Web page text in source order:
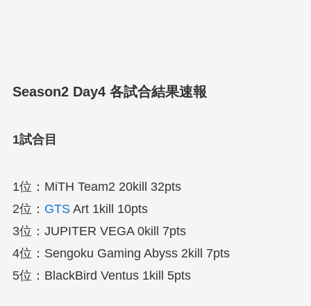
Season2 Day4 各試合結果速報
1試合目
1位：MiTH Team2 20kill 32pts
2位： GTSArt 1kill 10pts
3位：JUPITER VEGA 0kill 7pts
4位：Sengoku Gaming Abyss 2kill 7pts
5位：BlackBird Ventus 1kill 5pts